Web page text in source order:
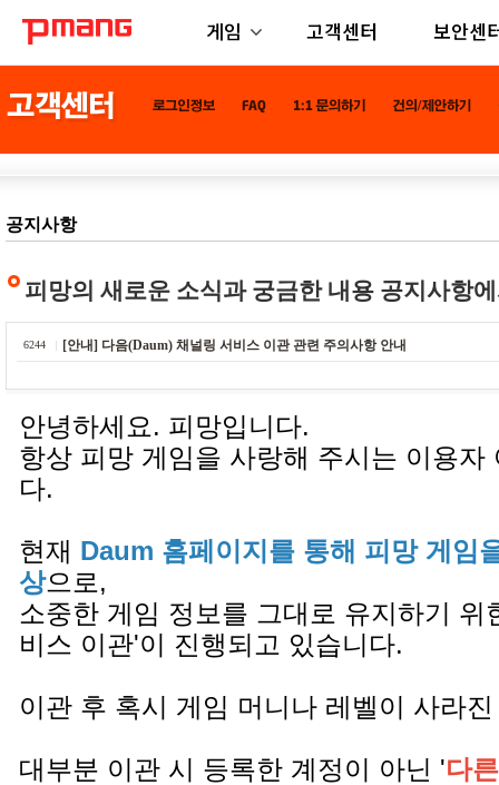
게임 고객센터 보안센
공지사항
피망의 새로운 소식과 궁금한 내용 공지사항
6244 [안내] 다음(Daum) 채널링 서비스 이관 관련 주의사항 안내
안녕하세요. 피망입니다.
항상 피망 게임을 사랑해 주시는 이용자
다.
현재 Daum 홈페이지를 통해 피망 게임
상으로,
소중한 게임 정보를 그대로 유지하기 위
비스 이관'이 진행되고 있습니다.
이관 후 혹시 게임 머니나 레벨이 사라
대부분 이관 시 등록한 계정이 아닌 '다